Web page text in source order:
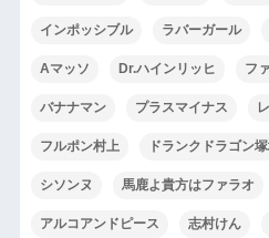
インポッシブル ラバーガール
Aマッソ Dr.ハインリッヒ フ
バナナマン プラスマイナス
フルポン村上 ドランクドラゴン
シソンヌ 馬鹿よ貴方はファラオ
アルコアンドピース 志村けん